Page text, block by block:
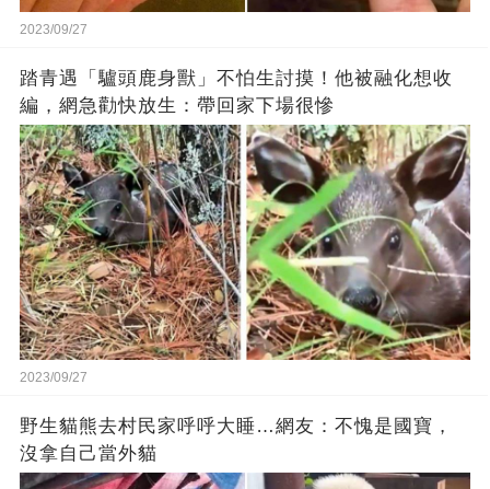
2023/09/27
踏青遇「驢頭鹿身獸」不怕生討摸！他被融化想收
編，網急勸快放生：帶回家下場很慘
2023/09/27
野生貓熊去村民家呼呼大睡…網友：不愧是國寶，
沒拿自己當外貓